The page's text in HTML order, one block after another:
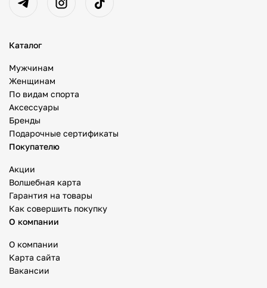
Каталог
Мужчинам
Женщинам
По видам спорта
Аксессуары
Бренды
Подарочные сертификаты
Покупателю
Акции
Волшебная карта
Гарантия на товары
Как совершить покупку
О компании
О компании
Карта сайта
Вакансии